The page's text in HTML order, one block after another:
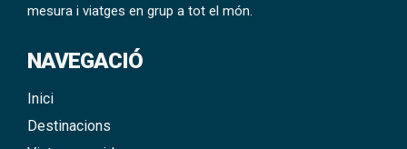
mesura i viatges en grup a tot el món.
NAVEGACIÓ
Inici
Destinacions